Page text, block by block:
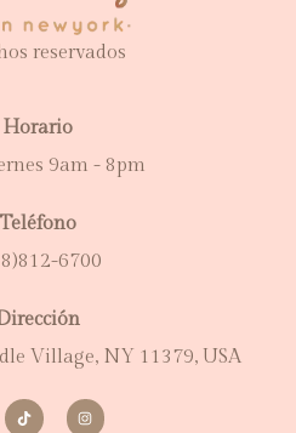
reservados
Horario
9am - 8pm
Teléfono
6700
Village, NY 11379, USA